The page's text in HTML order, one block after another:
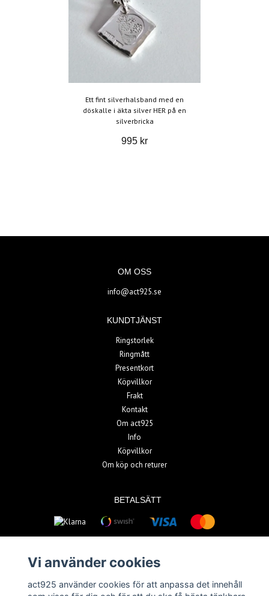
Ett fint silverhalsband med en
döskalle i äkta silver HER på en
silverbricka
995 kr
OM OSS
info@act925.se
KUNDTJÄNST
Ringstorlek
Ringmått
Presentkort
Köpvillkor
Frakt
Kontakt
Om act925
Info
Köpvillkor
Om köp och returer
BETALSÄTT
© Copyright 2026 act925
Vi använder cookies
act925 använder cookies för att anpassa det innehåll